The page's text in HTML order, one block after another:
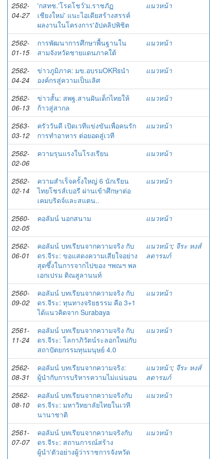
2562-
04-27
'กสทช.'โรดโชว์'ม.ราชภัฏ
เชียงใหม่' แนะไอเดียสร้างสรรค์
ผลงานในโครงการ'อัปคลิปพิชิต
แนวหน้า
2562-
01-15
การพัฒนาการศึกษาพื้นฐานใน
สามจังหวัดชายแดนภาคใต้
แนวหน้า
2562-
04-24
ข่าวภูมิภาค: มข.อบรมOKRsนำ
องค์กรสู่ความเป็นเลิศ
แนวหน้า
2562-
06-13
ข่าวสั้น: สพฐ.สานฝันเด็กไทยให้
ก้าวสู่สากล
แนวหน้า
2563-
03-12
ครัววันดี เปิดเวทีแข่งขันเพื่อคนรัก
การทำอาหาร ต่อยอดสู่เวที
แนวหน้า
2562-
02-06
ความรุนแรงในโรงเรียน แนวหน้า
2562-
02-14
ความสำเร็จครั้งใหญ่ 6 นักเรียน
ไทยโชรส์เบอรี ผ่านเข้าศึกษาต่อ
เคมบริดจ์และสแตน..
แนวหน้า
2560-
02-05
คอลัมน์ นอกสนาม แนวหน้า
2562-
06-01
คอลัมน์ บทเรียนจากความจริง กับ
ดร.จีระ: ขอแสดงความเสียใจอย่าง
สุดซึ้งในการจากไปของ ฯพณฯ พล
เอกเปรม ติณสูลานนท์
แนวหน้า; จีระ หงส์
ลดารมภ์
2560-
09-02
คอลัมน์ บทเรียนจากความจริง กับ
ดร.จีระ: ทุนทางจริยธรรม คือ 3+1
ได้แนวคิดจาก Surabaya
แนวหน้า
2561-
11-24
คอลัมน์ บทเรียนจากความจริง กับ
ดร.จีระ: โลกาภิวัตน์ระลอกใหม่กับ
สถาปัตยกรรมทุนมนุษย์ 4.0
แนวหน้า
2562-
08-31
คอลัมน์ บทเรียนจากความจริง:
ผู้นำกับการบริหารความไม่แน่นอน
แนวหน้า; จีระ หงส์
ลดารมภ์
2562-
08-10
คอลัมน์ บทเรียนจากความจริงกับ
ดร.จีระ: มหาวิทยาลัยไทยในเวที
นานาชาติ
แนวหน้า
2561-
07-07
คอลัมน์ บทเรียนจากความจริงกับ
ดร.จีระ: สถานการณ์สร้าง
ผู้นำ'ตัวอย่างผู้ว่าราชการจังหวัด
แนวหน้า